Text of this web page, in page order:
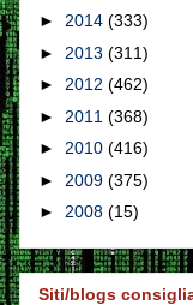
► 2014 (333)
► 2013 (311)
► 2012 (462)
► 2011 (368)
► 2010 (416)
► 2009 (375)
► 2008 (15)
Siti/blogs